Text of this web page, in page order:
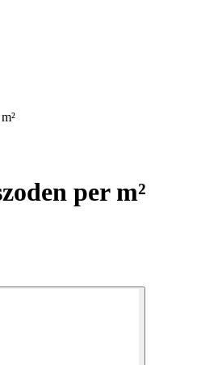
per m²